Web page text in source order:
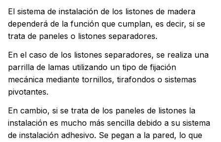
El sistema de instalación de los listones de madera
dependerá de la función que cumplan, es decir, si se
trata de paneles o listones separadores.
En el caso de los listones separadores, se realiza una
parrilla de lamas utilizando un tipo de fijación
mecánica mediante tornillos, tirafondos o sistemas
pivotantes.
En cambio, si se trata de los paneles de listones la
instalación es mucho más sencilla debido a su sistema
de instalación adhesivo. Se pegan a la pared, lo que